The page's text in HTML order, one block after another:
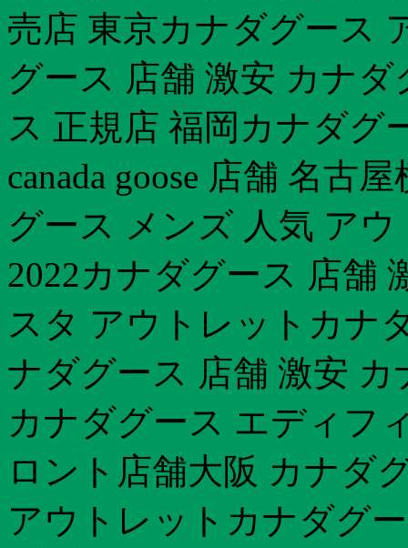
売店 東京カナダグース
グース 店舗 激安 カナ
ス 正規店 福岡カナダグ
canada goose 店舗 名古
グース メンズ 人気 ア
2022カナダグース 店舗
スタ アウトレットカナ
ナダグース 店舗 激安
カナダグース エディフ
ロント店舗大阪 カナダ
アウトレットカナダグ